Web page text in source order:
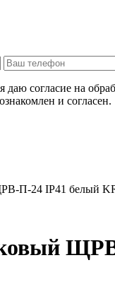
даю согласие на
и согласен.
П-24 IP41 белый